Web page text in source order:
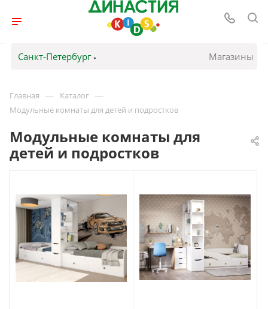
Санкт-Петербург Магазины
Главная — Каталог —
Модульные комнаты для детей и подростков
Модульные комнаты для
детей и подростков